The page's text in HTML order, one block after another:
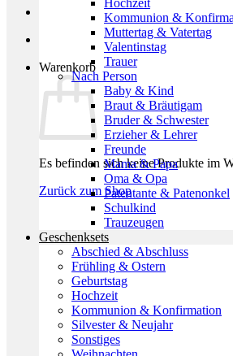
Warenkorb
Es befinden sich keine Produkte im
Zurück zum Shop
Hochzeit
Kommunion &
Muttertag & Vatertag
Valentinstag
Trauer
Nach Person
Baby & Kind
Braut & Bräutigam
Bruder & Schwester
Erzieher & Lehrer
Freunde
Mama & Papa
Oma & Opa
Patentante & Patenonkel
Schulkind
Trauzeugen
Geschenksets
Abschied & Abschluss
Frühling & Ostern
Geburtstag
Hochzeit
Kommunion & Konfirmation
Silvester & Neujahr
Sonstiges